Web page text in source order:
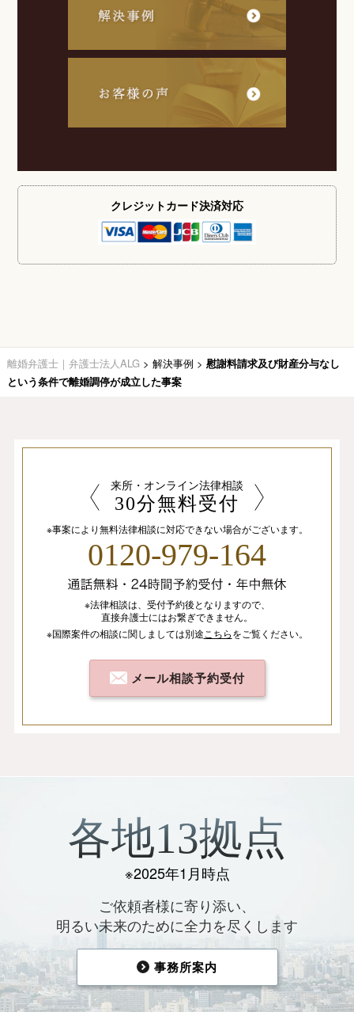
クレジットカード決済対応
離婚弁護士｜弁護士法人ALG > 解決事例 > 慰謝料請求及び財産分与なし
という条件で離婚調停が成立した事案
来所・オンライン法律相談
30分無料受付
※事案により無料法律相談に対応できない場合がございます。
0120-979-164
※法律相談は、 受付予約後となりますので、
直接弁護士にはお繋ぎできません。
※国際案件の相談に関しましては別途 こちらをご覧ください。
メール相談予約受付
各地13拠点
※2025年1月時点
ご依頼者様に寄り添い、
明るい未来のために全力を尽くします
事務所案内